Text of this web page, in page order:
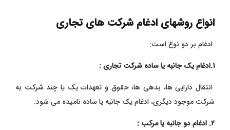
انواع روشهای ادغام شرکت های تجاری
ادغام بر دو نوع است:
1.ادغام یک‌ جانبه یا ساده شرکت تجاری :
انتقال دارایی‌ ها، بدهی ‌ها، حقوق و تعهدات یک یا چند شرکت به
شرکت موجود دیگری، ادغام یک ‌جانبه یا ساده نامیده می ‌شود.
۲. ادغام دو جانبه یا مرکب :